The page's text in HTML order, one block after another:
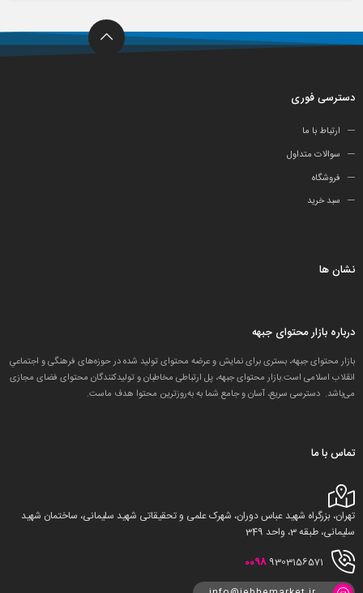
دسترسی فوری
ارتباط با ما
سوالات متداول
فروشگاه
سبد خرید
نشان ها
درباره بازار محتوای جبهه
بازار محتوای جبهه، بستری برای نمایش و عرضه محتوای تولید شده در حوزه‌های فرهنگی و اجتماعیِ
انقلاب اسلامی است.بازار محتوای جبهه، پل ارتباطی مخاطبان و تولید‌کنندگان محتوای فضای مجازی
می‌باشد. دسترسی سریع، آسان و جامع شما به به‌روزترین محتوا هدف ماست.
تماس با ما
تهران، بزرگراه شهید عباس دوران، شهرک علمی و تحقیقاتی شهید سلیمانی، ساختمان شهید
سلیمانی، طبقه 3، واحد 349
0098 9303156571